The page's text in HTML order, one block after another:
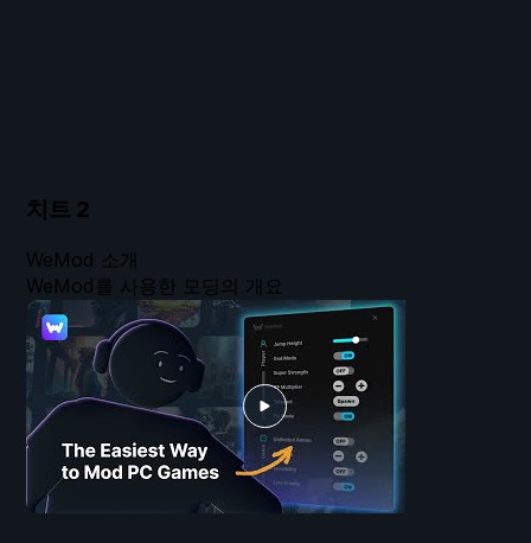
치트 2
WeMod 소개
WeMod를 사용한 모딩의 개요